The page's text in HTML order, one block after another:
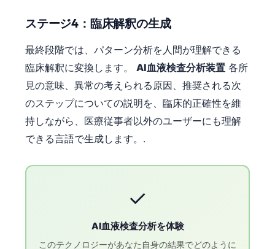
ステージ4：臨床解釈の生成
最終段階では、パターン分析を人間が理解できる
臨床解釈に変換します。 AI血液検査分析装置 各所
見の意味、異常の考えられる原因、推奨される次
のステップについての説明を、臨床的正確性を維
持しながら、医療従事者以外のユーザーにも理解
できる言語で生成します。.
✓
AI血液検査分析を体験
このテクノロジーがあなた自身の結果でどのように